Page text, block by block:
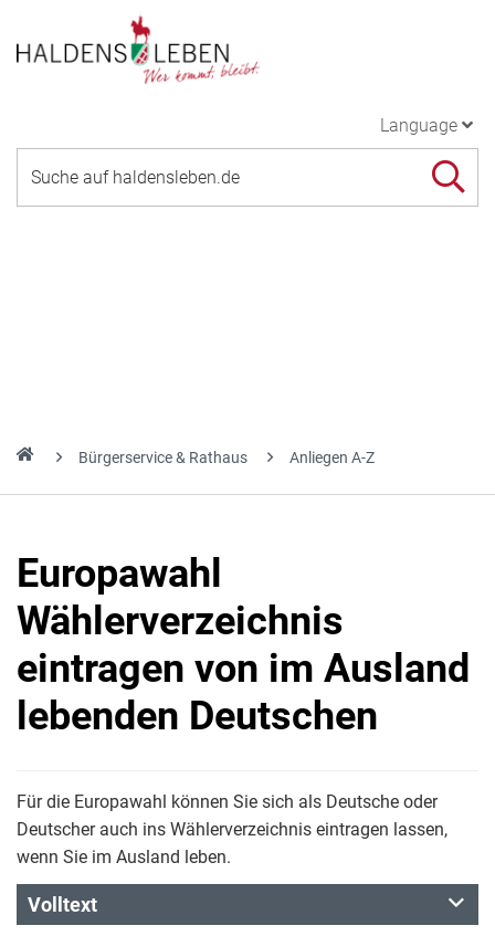
Language
Bürgerservice & Rathaus Anliegen A-Z
Europawahl
Wählerverzeichnis
eintragen von im Ausland
lebenden Deutschen
Für die Europawahl können Sie sich als Deutsche oder
Deutscher auch ins Wählerverzeichnis eintragen lassen,
wenn Sie im Ausland leben.
Volltext